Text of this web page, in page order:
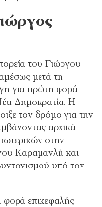
του Γιώργου
μετά τη
για πρώτη φορά
Δημοκρατία. Η
τον δρόμο για την
αρχικά
στην
Καραμανλή και
υπό τον
επικεφαλής